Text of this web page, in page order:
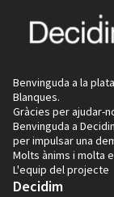
Benvinguda a la
Blanques.
Gràcies per ajudar-
Benvinguda a
per impulsar una
Molts ànims i molta
L'equip del projecte
Decidim